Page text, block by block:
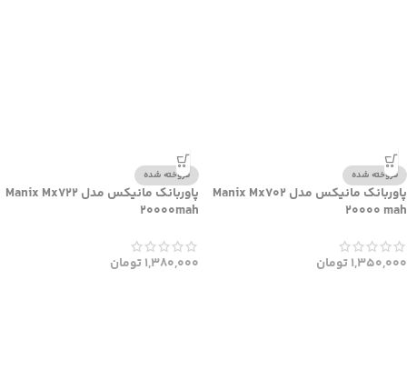
فروخته شده
پاوربانک مانیکس مدل Manix Mx702
20000 mah
1,350,000تومان
فروخته شده
پاوربانک مانیکس مدل Manix Mx722
20000mah
1,380,000تومان